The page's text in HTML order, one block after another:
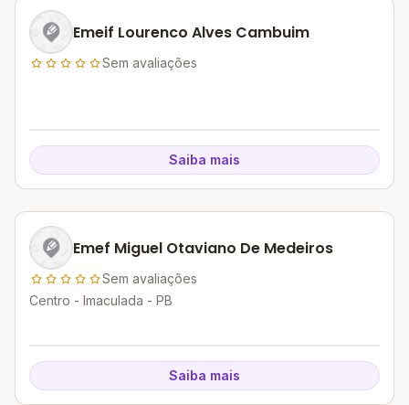
Emeif Lourenco Alves Cambuim
Sem avaliações
Saiba mais
Emef Miguel Otaviano De Medeiros
Sem avaliações
Centro - Imaculada - PB
Saiba mais